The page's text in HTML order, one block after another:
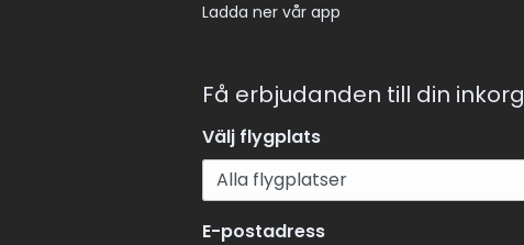
Ladda ner vår app
Få erbjudanden till din inkorg
Välj flygplats
E-postadress